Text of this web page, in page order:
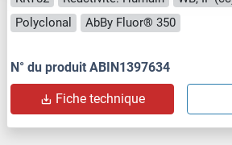
Polyclonal
AbBy Fluor® 350
N° du produit ABIN1397634
Fiche technique